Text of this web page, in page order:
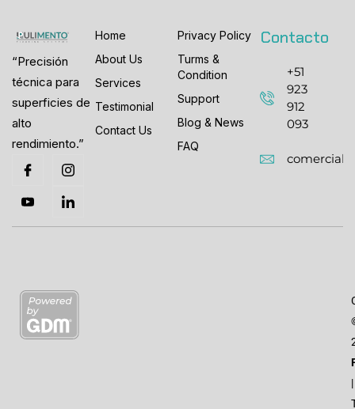
“Precisión
técnica para
superficies de
alto
rendimiento.”
Home
About Us
Services
Testimonial
Contact Us
Privacy Policy
Turms &
Condition
Support
Blog & News
FAQ
Contacto
+51
923
912
093
|